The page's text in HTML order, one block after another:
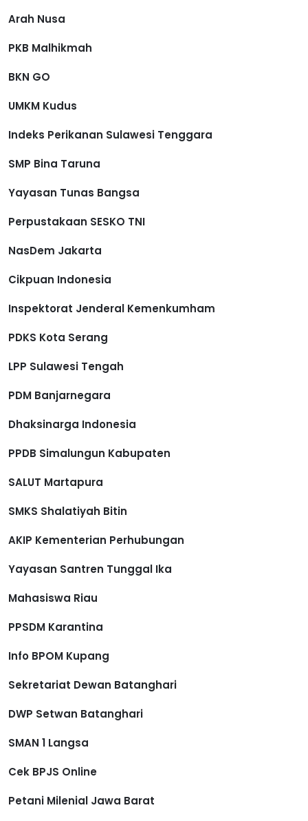
Arah Nusa
PKB Malhikmah
BKN GO
UMKM Kudus
Indeks Perikanan Sulawesi Tenggara
SMP Bina Taruna
Yayasan Tunas Bangsa
Perpustakaan SESKO TNI
NasDem Jakarta
Cikpuan Indonesia
Inspektorat Jenderal Kemenkumham
PDKS Kota Serang
LPP Sulawesi Tengah
PDM Banjarnegara
Dhaksinarga Indonesia
PPDB Simalungun Kabupaten
SALUT Martapura
SMKS Shalatiyah Bitin
AKIP Kementerian Perhubungan
Yayasan Santren Tunggal Ika
Mahasiswa Riau
PPSDM Karantina
Info BPOM Kupang
Sekretariat Dewan Batanghari
DWP Setwan Batanghari
SMAN 1 Langsa
Cek BPJS Online
Petani Milenial Jawa Barat